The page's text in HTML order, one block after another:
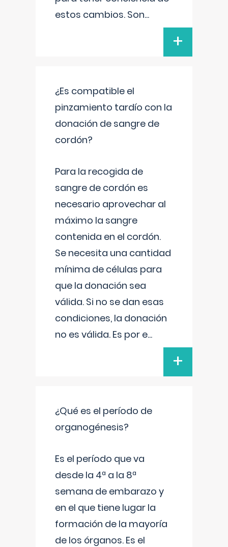
estos cambios. Son...
+
¿Es compatible el
pinzamiento tardío con la
donación de sangre de
cordón?
Para la recogida de
sangre de cordón es
necesario aprovechar al
máximo la sangre
contenida en el cordón.
Se necesita una cantidad
mínima de células para
que la donación sea
válida. Si no se dan esas
condiciones, la donación
no es válida. Es por e...
+
¿Qué es el período de
organogénesis?
Es el período que va
desde la 4ª a la 8ª
semana de embarazo y
en el que tiene lugar la
formación de la mayoría
de los órganos. Es el